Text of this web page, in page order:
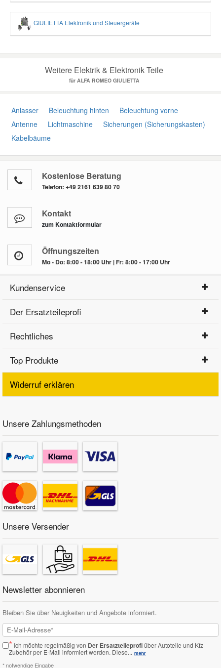
GIULIETTA Elektronik und Steuergeräte
Weitere Elektrik & Elektronik Teile
für ALFA ROMEO GIULIETTA
Anlasser Beleuchtung hinten
Beleuchtung vorne
Antenne
Lichtmaschine
Sicherungen (Sicherungskasten)
Kabelbäume
Kostenlose Beratung
Telefon: +49 2161 639 80 70
Kontakt
zum Kontaktformular
Öffnungszeiten
Mo - Do: 8:00 - 18:00 Uhr | Fr: 8:00 - 17:00 Uhr
Kundenservice
Der Ersatzteileprofi
Rechtliches
Top Produkte
Widerruf erklären
Unsere Zahlungsmethoden
Unsere Versender
Newsletter abonnieren
Bleiben Sie über Neuigkeiten und Angebote informiert.
* Ich möchte regelmäßig von Der Ersatzteileprofiüber Autoteile und Kfz-
Zubehör per E-Mail informiert werden. Diese... mehr
* notwendige Eingabe